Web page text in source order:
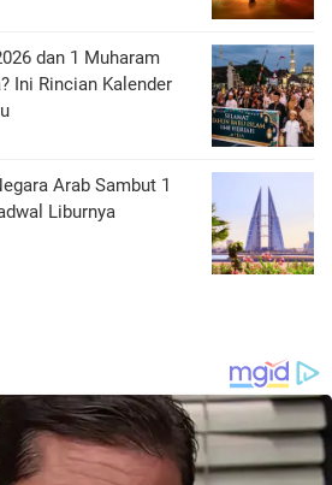
dan 1 Muharam
Ini Rincian Kalender
Arab Sambut 1
Liburnya